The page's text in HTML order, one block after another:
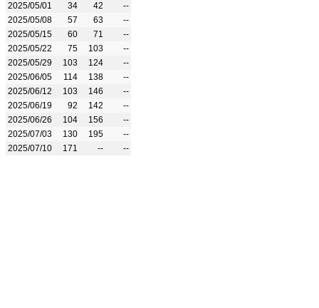
2025/05/01
34 42
--
2025/05/08
57 63
--
2025/05/15
60 71
--
2025/05/22
75 103
--
2025/05/29
103 124
--
2025/06/05
114 138
--
2025/06/12
103 146
--
2025/06/19
92 142
--
2025/06/26
104 156
--
2025/07/03
130 195
--
2025/07/10
171 -- --